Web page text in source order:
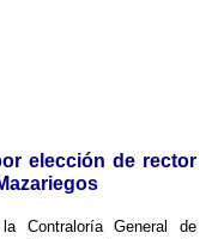
elección de rector
Contraloría General de